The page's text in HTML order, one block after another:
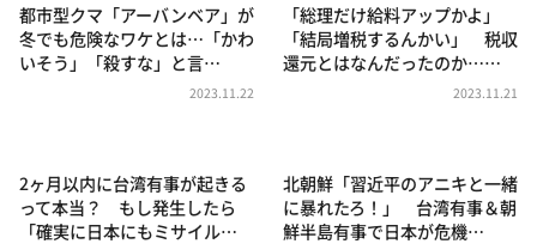
news おかえり
河合＆A.B.C-Z塚田×福井アナ「なんでやねん！？」
（news おかえり）
朝だ！生です旅サラダ
教えて！ニュースライブ 正義のミカタ
都市型クマ「アーバンベア」が
冬でも危険なワケとは…「かわ
いそう」「殺すな」と言…
2023.11.22
「総理だけ給料アップかよ」
「結局増税するんかい」 税収
還元とはなんだったのか……
2023.11.21
2ヶ月以内に台湾有事が起きる
って本当？ もし発生したら
「確実に日本にもミサイル…
北朝鮮「習近平のアニキと一緒
に暴れたろ！」 台湾有事＆朝
鮮半島有事で日本が危機…